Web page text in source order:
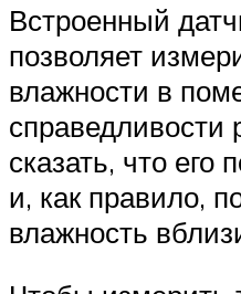
Встроенный
позволяет
влажности в
справедливости
сказать, что его
и, как правило,
влажность